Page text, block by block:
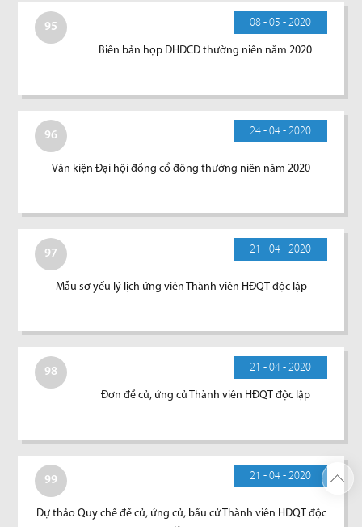
95 08 - 05 - 2020
Biên bản họp ĐHĐCĐ thường niên năm 2020
96 24 - 04 - 2020
Văn kiện Đại hội đồng cổ đông thường niên năm 2020
97 21 - 04 - 2020
Mẫu sơ yếu lý lịch ứng viên Thành viên HĐQT độc lập
98 21 - 04 - 2020
Đơn đề cử, ứng cử Thành viên HĐQT độc lập
99 21 - 04 - 2020
Dự thảo Quy chế đề cử, ứng cử, bầu cử Thành viên HĐQT độc